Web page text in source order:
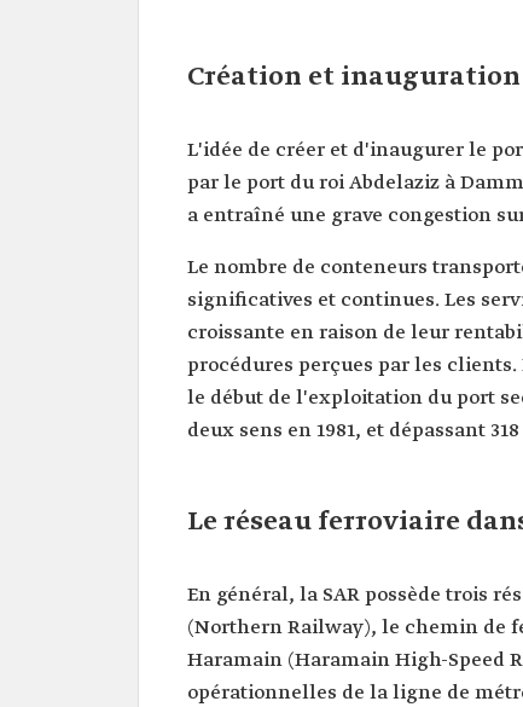
Création et inauguration
L'idée de créer et d'inaugurer le
par le port du roi Abdelaziz à
a entraîné une grave congestion
Le nombre de conteneurs
significatives et continues. Les
croissante en raison de leur
procédures perçues par les
le début de l'exploitation du port
deux sens en 1981, et dépassant
Le réseau ferroviaire
En général, la SAR possède trois
(Northern Railway), le chemin de
Haramain (Haramain High-Speed
opérationnelles de la ligne de